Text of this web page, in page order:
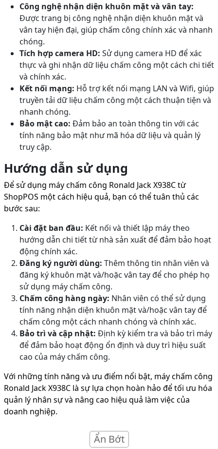
Công nghệ nhận diện khuôn mặt và vân tay:
Được trang bị công nghệ nhận diện khuôn mặt và
vân tay hiện đại, giúp chấm công chính xác và nhanh
chóng.
Tích hợp camera HD: Sử dụng camera HD để xác
thực và ghi nhận dữ liệu chấm công một cách chi tiết
và chính xác.
Kết nối mạng: Hỗ trợ kết nối mạng LAN và Wifi, giúp
truyền tải dữ liệu chấm công một cách thuận tiện và
nhanh chóng.
Bảo mật cao: Đảm bảo an toàn thông tin với các
tính năng bảo mật như mã hóa dữ liệu và quản lý
truy cập.
Hướng dẫn sử dụng
Để sử dụng máy chấm công Ronald Jack X938C từ
ShopPOS một cách hiệu quả, bạn có thể tuân thủ các
bước sau:
Cài đặt ban đầu: Kết nối và thiết lập máy theo
hướng dẫn chi tiết từ nhà sản xuất để đảm bảo hoạt
động chính xác.
Đăng ký người dùng: Thêm thông tin nhân viên và
đăng ký khuôn mặt và/hoặc vân tay để cho phép họ
sử dụng máy chấm công.
Chấm công hàng ngày: Nhân viên có thể sử dụng
tính năng nhận diện khuôn mặt và/hoặc vân tay để
chấm công một cách nhanh chóng và chính xác.
Bảo trì và cập nhật: Định kỳ kiểm tra và bảo trì máy
để đảm bảo hoạt động ổn định và duy trì hiệu suất
cao của máy chấm công.
Với những tính năng và ưu điểm nổi bật, máy chấm công
Ronald Jack X938C là sự lựa chọn hoàn hảo để tối ưu hóa
quản lý nhân sự và nâng cao hiệu quả làm việc của
doanh nghiệp.
Ẩn Bớt